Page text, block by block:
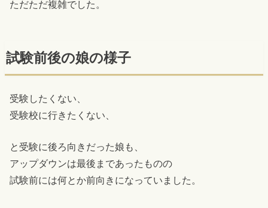
ただただ複雑でした。
試験前後の娘の様子
受験したくない、
受験校に行きたくない、
と受験に後ろ向きだった娘も、
アップダウンは最後まであったものの
試験前には何とか前向きになっていました。